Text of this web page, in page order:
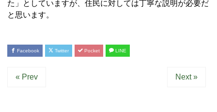
た」としていますが、住民に対しては丁寧な説明が必要だ
と思います。
Facebook Twitter Pocket LINE
« Prev Next »